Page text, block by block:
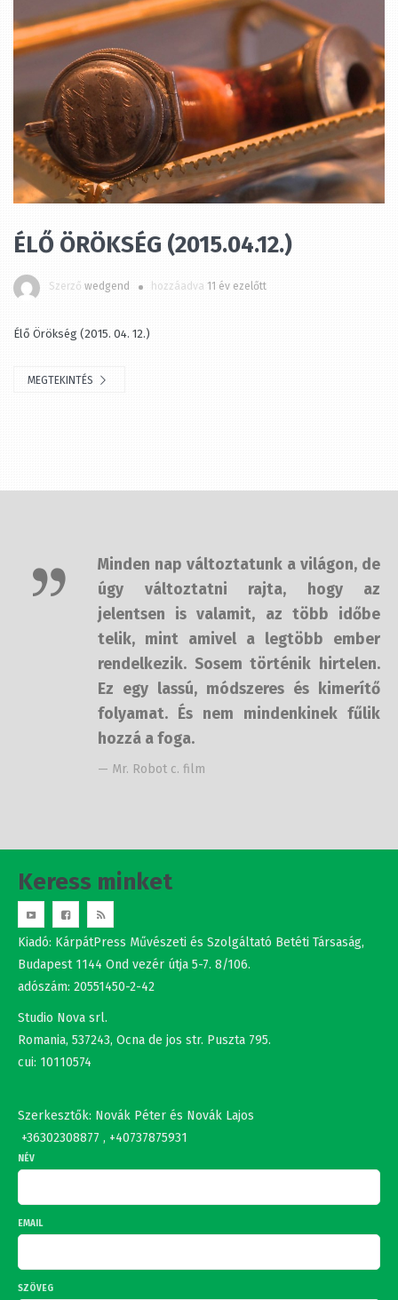
ÉLŐ ÖRÖKSÉG (2015.04.12.)
Szerző
Élő Örökség (2015. 04. 12.)
jelentsen is valamit, az több időbe
telik, mint amivel a legtöbb ember
rendelkezik. Sosem történik
hirtelen. Ez egy lassú, módszeres és
kimerítő folyamat. És nem
mindenkinek fűlik hozzá a foga.
— Mr. Robot c. film
Kiadó: KárpátPress Művészeti és Szolgáltató Betéti Társaság,
Budapest 1144 Ond vezér útja 5-7. 8/106.
adószám: 20551450-2-42
Studio Nova srl.
Romania, 537243, Ocna de jos str. Puszta 795.
Szerkesztők: Novák Péter és Novák Lajos
EMAIL
SZÖVEG